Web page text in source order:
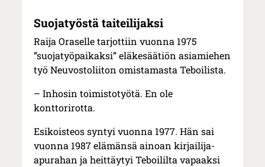
Suojatyöstä taiteilijaksi
Raija Oraselle tarjottiin vuonna 1975
”suojatyöpaikaksi” eläkesäätiön asiamiehen
työ Neuvostoliiton omistamasta Teboilista.
– Inhosin toimistotyötä. En ole
konttorirotta.
Esikoisteos syntyi vuonna 1977. Hän sai
vuonna 1987 elämänsä ainoan kirjailija-
apurahan ja heittäytyi Teboililta vapaaksi